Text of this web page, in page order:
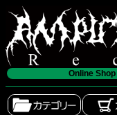
Online Shop